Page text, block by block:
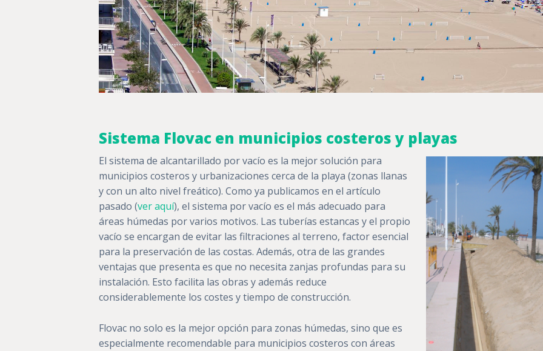
Sistema Flovac en municipios costeros y playas
El sistema de alcantarillado por vacío es la mejor solución para
municipios costeros y urbanizaciones cerca de la playa (zonas llanas
y con un alto nivel freático). Como ya publicamos en el artículo
pasado (ver aquí), el sistema por vacío es el más adecuado para
áreas húmedas por varios motivos. Las tuberías estancas y el propio
vacío se encargan de evitar las filtraciones al terreno, factor esencial
para la preservación de las costas. Además, otra de las grandes
ventajas que presenta es que no necesita zanjas profundas para su
instalación. Esto facilita las obras y además reduce
considerablemente los costes y tiempo de construcción.
Flovac no solo es la mejor opción para zonas húmedas, sino que es
especialmente recomendable para municipios costeros con áreas